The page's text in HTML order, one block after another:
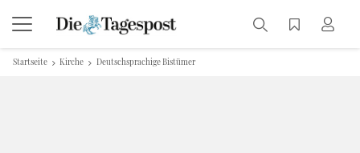
Startseite Kirche Deutschsprachige Bistümer